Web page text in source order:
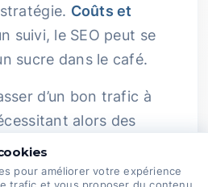
Coûts et
suivi, le SEO peut se
sucre dans le café.
d’un bon trafic à
alors des
coûtent cher et
inutile.
pour améliorer votre expérience